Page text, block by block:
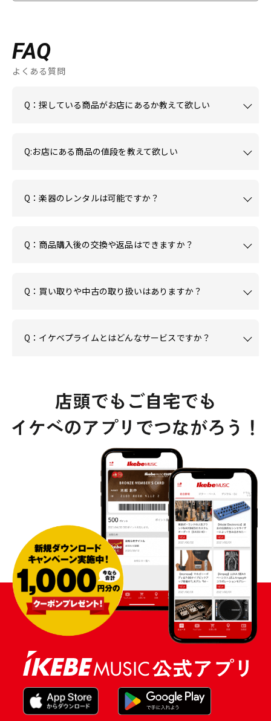
FAQ
よくある質問
Q：探している商品がお店にあるか教えて欲しい
Q:お店にある商品の値段を教えて欲しい
Q：楽器のレンタルは可能ですか？
Q：商品購入後の交換や返品はできますか？
Q：買い取りや中古の取り扱いはありますか？
Q：イケベプライムとはどんなサービスですか？